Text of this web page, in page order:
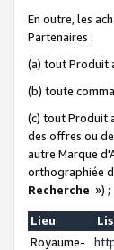
En outre, les
Partenaires :
(a) tout Produit
(b) toute
(c) tout Produit
des offres ou
autre Marque
orthographiée
Recherche ») ;
Lieu
Royaume-